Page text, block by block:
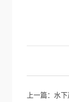
上一篇： 水